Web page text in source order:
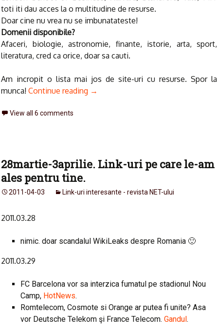
toti iti dau acces la o multitudine de resurse.
Doar cine nu vrea nu se imbunatateste!
Domenii disponibile?
Afaceri, biologie, astronomie, finante, istorie, arta, sport,
literatura, cred ca orice, doar sa cauti.
Am incropit o lista mai jos de site-uri cu resurse. Spor la
munca! Continue reading →
View all 6 comments
28martie-3aprilie. Link-uri pe care le-am
ales pentru tine.
2011-04-03 Link-uri interesante - revista NET-ului
2011.03.28
nimic. doar scandalul WikiLeaks despre Romania 🙂
2011.03.29
FC Barcelona vor sa interzica fumatul pe stadionul Nou
Camp, HotNews.
Romtelecom, Cosmote si Orange ar putea fi unite? Asa
vor Deutsche Telekom şi France Telecom. Gandul.